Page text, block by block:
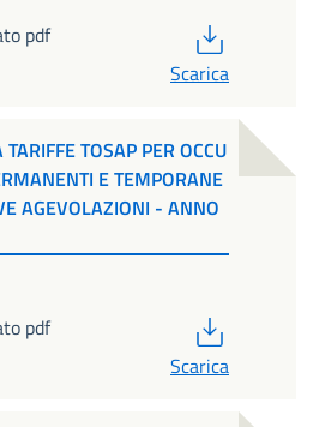
pdf
Scarica
TOSAP PER OCCU
E TEMPORANE
AGEVOLAZIONI - ANNO
pdf
Scarica